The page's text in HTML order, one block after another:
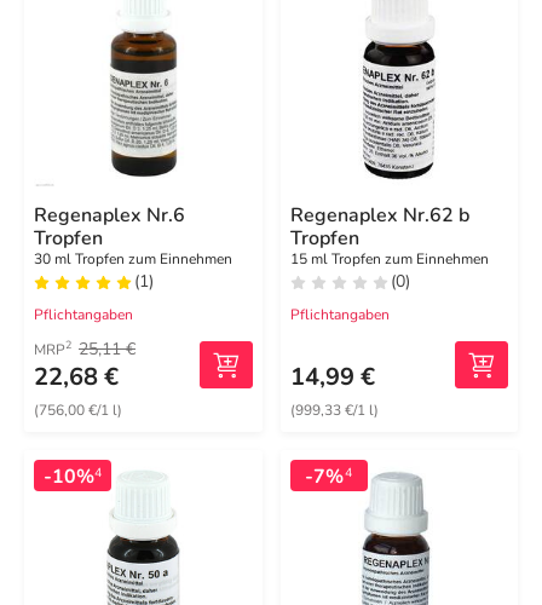
Regenaplex Nr.6
Tropfen
30 ml Tropfen zum Einnehmen
(1)
Pflichtangaben
MRP2 25,11 €
22,68 €
(756,00 €/1 l)
Regenaplex Nr.62 b
Tropfen
15 ml Tropfen zum Einnehmen
(0)
Pflichtangaben
14,99 €
(999,33 €/1 l)
-10%4 -7%4